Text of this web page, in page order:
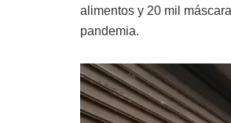
alimentos y 20 mil
pandemia.